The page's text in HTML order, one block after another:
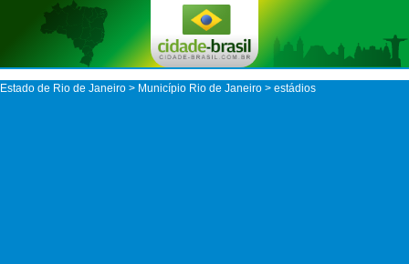
Estado de Rio de Janeiro > Município Rio de Janeiro > estádios